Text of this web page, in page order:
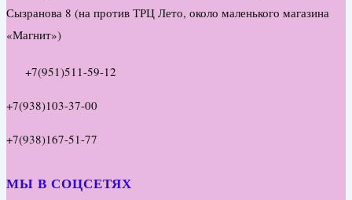
Сызранова 8 (на против ТРЦ Лето, около маленького магазина
«Магнит»)
+7(951)511-59-12
+7(938)103-37-00
+7(938)167-51-77
МЫ В СОЦСЕТЯХ